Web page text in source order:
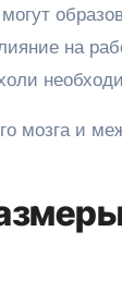
на